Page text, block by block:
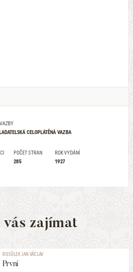
CELOPLÁTĚNÁ VAZBA
POČET STRAN
285
ROK VYDÁNÍ
1927
zajímat
ROSŮLEK JAN VÁCLAV
První